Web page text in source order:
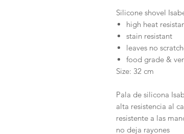
Silicone shovel
high heat
stain resistant
leaves no
food grade &
Size: 32 cm
Pala de silicona
alta resistencia al
resistente a las
no deja rayones